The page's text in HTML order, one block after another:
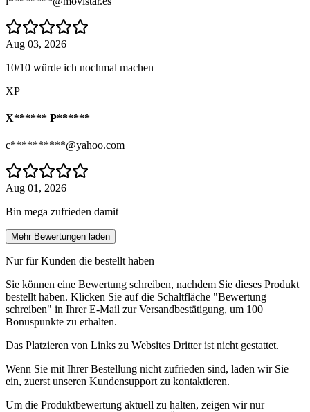
Aug 03, 2026
10/10 würde ich nochmal machen
XP
X****** P******
c**********@yahoo.com
Aug 01, 2026
Bin mega zufrieden damit
Mehr Bewertungen laden
Nur für Kunden die bestellt haben
Sie können eine Bewertung schreiben, nachdem Sie dieses Produkt
bestellt haben. Klicken Sie auf die Schaltfläche "Bewertung
schreiben" in Ihrer E-Mail zur Versandbestätigung, um 100
Bonuspunkte zu erhalten.
Das Platzieren von Links zu Websites Dritter ist nicht gestattet.
Wenn Sie mit Ihrer Bestellung nicht zufrieden sind, laden wir Sie
ein, zuerst unseren Kundensupport zu kontaktieren.
Um die Produktbewertung aktuell zu halten, zeigen wir nur